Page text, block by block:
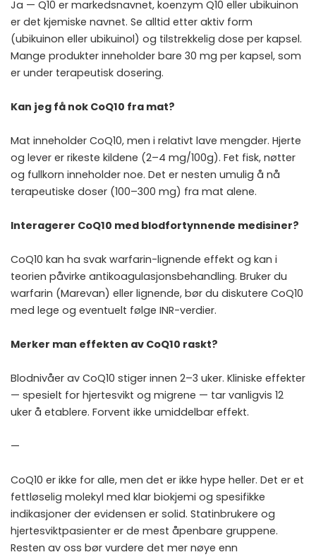
Ja — Q10 er markedsnavnet, koenzym Q10 eller ubikuinon
er det kjemiske navnet. Se alltid etter aktiv form
(ubikuinon eller ubikuinol) og tilstrekkelig dose per kapsel.
Mange produkter inneholder bare 30 mg per kapsel, som
er under terapeutisk dosering.
Kan jeg få nok CoQ10 fra mat?
Mat inneholder CoQ10, men i relativt lave mengder. Hjerte
og lever er rikeste kildene (2–4 mg/100g). Fet fisk, nøtter
og fullkorn inneholder noe. Det er nesten umulig å nå
terapeutiske doser (100–300 mg) fra mat alene.
Interagerer CoQ10 med blodfortynnende medisiner?
CoQ10 kan ha svak warfarin-lignende effekt og kan i
teorien påvirke antikoagulasjonsbehandling. Bruker du
warfarin (Marevan) eller lignende, bør du diskutere CoQ10
med lege og eventuelt følge INR-verdier.
Merker man effekten av CoQ10 raskt?
Blodnivåer av CoQ10 stiger innen 2–3 uker. Kliniske effekter
— spesielt for hjertesvikt og migrene — tar vanligvis 12
uker å etablere. Forvent ikke umiddelbar effekt.
—
CoQ10 er ikke for alle, men det er ikke hype heller. Det er et
fettløselig molekyl med klar biokjemi og spesifikke
indikasjoner der evidensen er solid. Statinbrukere og
hjertesviktpasienter er de mest åpenbare gruppene.
Resten av oss bør vurdere det mer nøye enn